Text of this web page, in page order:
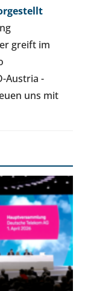
greift im
Austria -
uns mit